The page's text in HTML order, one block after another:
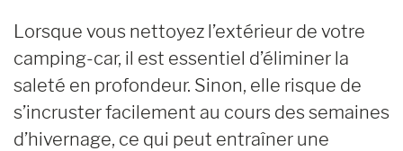
Lorsque vous nettoyez l’extérieur de votre
camping-car, il est essentiel d’éliminer la
saleté en profondeur. Sinon, elle risque de
s’incruster facilement au cours des semaines
d’hivernage, ce qui peut entraîner une